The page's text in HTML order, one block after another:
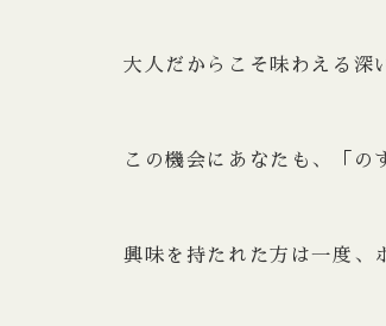
大人だからこそ味わえる深
この機会にあなたも、「の
興味を持たれた方は一度、